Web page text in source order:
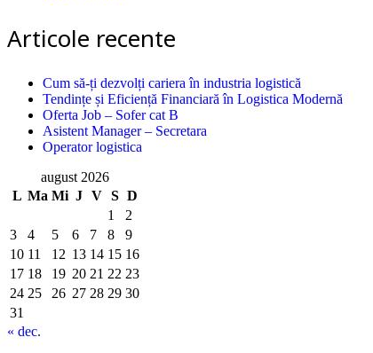
Articole recente
Cum să-ți dezvolți cariera în industria logistică
Tendințe și Eficiență Financiară în Logistica Modernă
Oferta Job – Sofer cat B
Asistent Manager – Secretara
Operator logistica
august 2026
L Ma Mi J V S D
1
2
3
4 5 6 7 8
9
10 11 12 13 14 15 16
17 18 19 20 21 22 23
24 25 26 27 28 29 30
31
« dec.